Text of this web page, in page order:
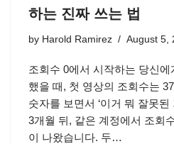
하는 진짜 쓰는 법
by Harold Ramirez August 5,
조회수 0에서 시작하는 당신
했을 때, 첫 영상의 조회수는
숫자를 보면서 ‘이거 뭐 잘못된
3개월 뒤, 같은 계정에서 조회
이 나왔습니다. 두…